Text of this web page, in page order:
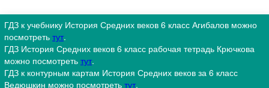
ГДЗ к учебнику История Средних веков 6 класс Агибалов можно
посмотреть тут.
ГДЗ История Средних веков 6 класс рабочая тетрадь Крючкова
можно посмотреть тут.
ГДЗ к контурным картам История Средних веков за 6 класс
Ведюшкин можно посмотреть тут.